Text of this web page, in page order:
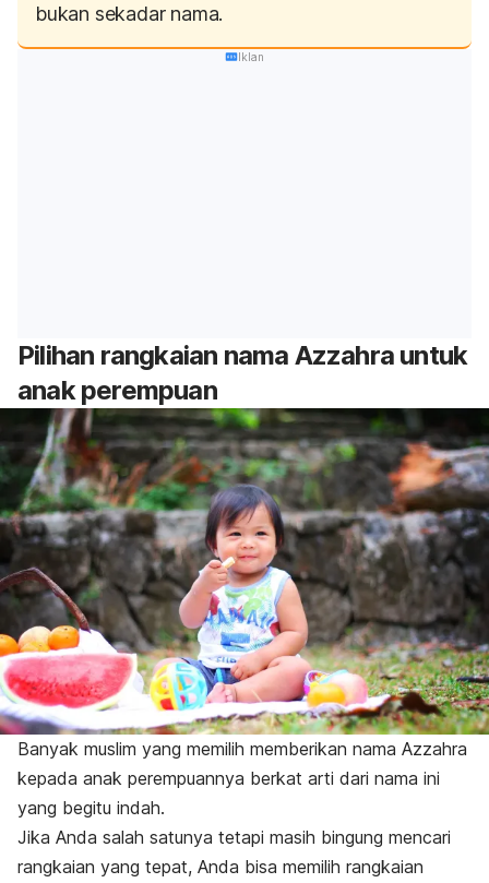
bukan sekadar nama.
Iklan
Pilihan rangkaian nama Azzahra untuk
anak perempuan
Banyak muslim yang memilih memberikan nama Azzahra
kepada anak perempuannya berkat arti dari nama ini
yang begitu indah.
Jika Anda salah satunya tetapi masih bingung mencari
rangkaian yang tepat, Anda bisa memilih rangkaian